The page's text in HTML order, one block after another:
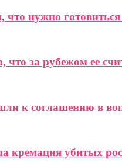
нужно
за рубежом ее
к соглашению в
кремация убитых